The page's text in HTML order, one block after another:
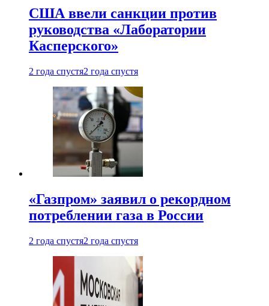
США ввели санкции против
руководства «Лаборатории
Касперского»
2 года спустя2 года спустя
«Газпром» заявил о рекордном
потреблении газа в России
2 года спустя2 года спустя